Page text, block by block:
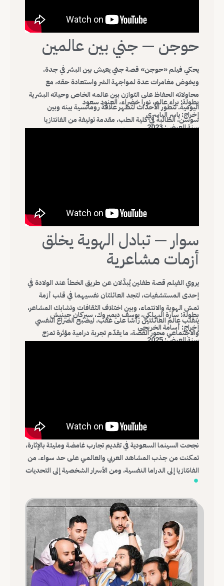
حوجن — جني بين عالمين
يحكي فيلم «حوجن» قصة جني يعيش بين البشر في جدة،
ويخوض مغامرات عدة لمواجهة الشر واستعادة حقه، مع
محاولاته الحفاظ على التوازن بين عالمه الخاص وحياته البشرية
اليومية. تتطور الأحداث لتظهر علاقة رومانسية بينه وبين
سوسن، الطالبة في كلية الطب، مقدمة توليفة من الفانتازيا
بطولة: براء عالم، نورا خضراء، العنود سعود
إخراج: ياسر الياسري
سنة العرض: 2023
سوار — تبادل الهوية يخلق
أزمات مشاعرية
يروي الفيلم قصة طفلين يُبدَّلان عن طريق الخطأ عند الولادة في
إحدى المستشفيات، لتجد العائلتان نفسيهما في قلب أزمة
تمسّ الهوية والانتماء، وبين اختلاف الثقافات وتشابك المشاعر،
ينقلب عالم العائلتين رأسًا على عقب، ليصبح الصراع النفسي
والاجتماعي محور القصة، ما يقدّم تجربة درامية مؤثرة تمزج
بطولة: سارة البهلكي، يوسف ديميروك، سيركان جينيش
إخراج: أسامة الخريجي
سنة العرض: 2025
نجحت السينما السعودية في تقديم تجارب غامضة ومليئة بالإثارة،
تمكنت من جذب المشاهد العربي والعالمي على حد سواء. من
الفانتازيا إلى الدراما النفسية، ومن الأسرار الشخصية إلى التحديات
الرمزية، أثبتت هذه الأفلام قدرة الدراما السعودية على
استكشاف المجهول وصناعة قصص مشوقة تظل عالقة في
ذهن المشاهد.